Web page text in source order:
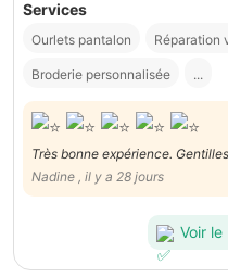
Services
Ourlets pantalon Réparation
Broderie personnalisée ...
Très bonne expérience.
Nadine , il y a 28 jours
Voir